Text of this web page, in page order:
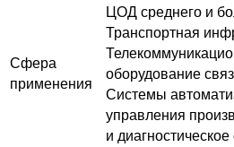
Сфера
применения
ЦОД среднего и
Транспортная
оборудование
Системы
управления
и